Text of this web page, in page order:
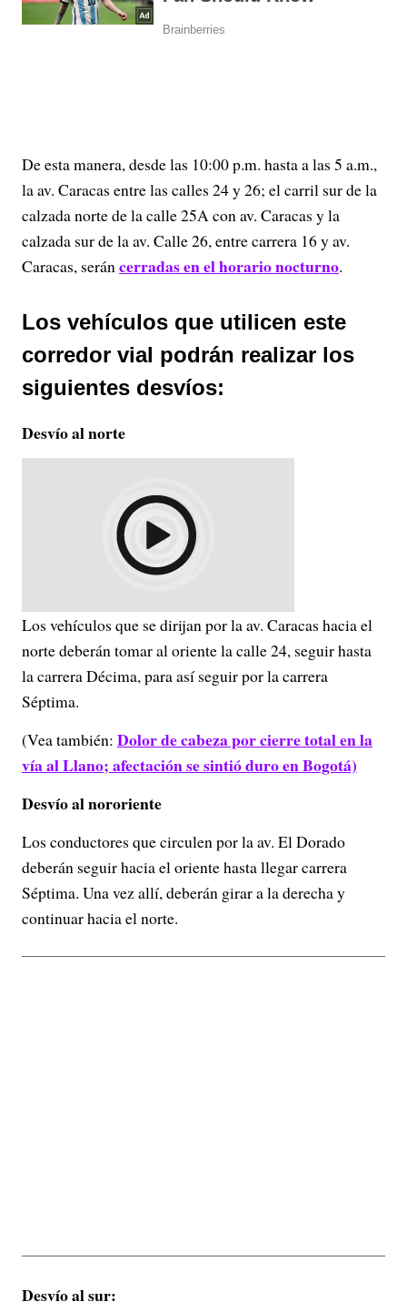
De esta manera, desde las 10:00 p.m. hasta a las 5 a.m.,
la av. Caracas entre las calles 24 y 26; el carril sur de la
calzada norte de la calle 25A con av. Caracas y la
calzada sur de la av. Calle 26, entre carrera 16 y av.
Caracas, seráncerradas en el horario nocturno.
Los vehículos que utilicen este
corredor vial podrán realizar los
siguientes desvíos:
Desvío al norte
Los vehículos que se dirijan por la av. Caracas hacia el
norte deberán tomar al oriente la calle 24, seguir hasta
la carrera Décima, para así seguir por la carrera
Séptima.
(Vea también: Dolor de cabeza por cierre total en la
vía al Llano; afectación se sintió duro en Bogotá)
Desvío al nororiente
Los conductores que circulen por la av. El Dorado
deberán seguir hacia el oriente hasta llegar carrera
Séptima. Una vez allí, deberán girar a la derecha y
continuar hacia el norte.
Desvío al sur: